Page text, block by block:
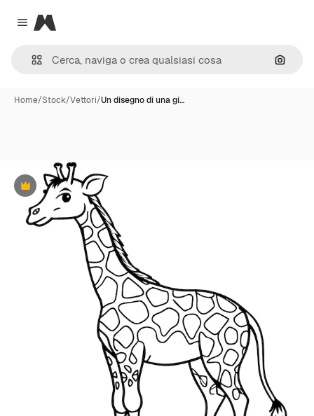
Close menu
Magnific
Cerca
Home/Stock/Vettori/Un disegno di una gi…
Premium